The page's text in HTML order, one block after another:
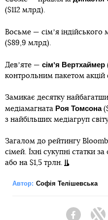
($112 млрд).
Восьме — сімʼя індійського
($89,9 млрд).
Девʼяте — сімʼя Вертхаймер
контрольним пакетом
Замикає десятку
медіамагната Роя Томсона
з найбільших медіагруп
Загалом до рейтингу
сімей. Їхні сукупні статки
або на $1,5 трлн.
Автор: Софія Телішевська